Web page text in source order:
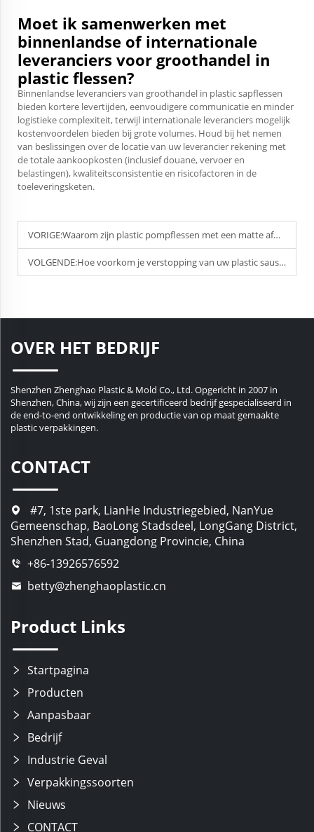
Moet ik samenwerken met
binnenlandse of internationale
leveranciers voor groothandel in
plastic flessen?
Binnenlandse leveranciers van groothandel in plastic sapflessen
bieden kortere levertijden, eenvoudigere communicatie en minder
logistieke complexiteit, terwijl internationale leveranciers mogelijk
kostenvoordelen bieden bij grote volumes. Houd bij het nemen
van beslissingen over de locatie van uw leverancier rekening met
de totale aankoopkosten (inclusief douane, vervoer en
belastingen), kwaliteitsconsistentie en risicofactoren in de
toeleveringsketen.
VORIGE:Waarom zijn plastic pompflessen met een matte afwerking populair in de schoonheidsbranche?
VOLGENDE:Hoe voorkom je verstopping van uw plastic sausfles door restanten?
OVER HET BEDRIJF
Shenzhen Zhenghao Plastic & Mold Co., Ltd. Opgericht in 2007 in
Shenzhen, China, wij zijn een gecertificeerd bedrijf gespecialiseerd in
de end-to-end ontwikkeling en productie van op maat gemaakte
plastic verpakkingen.
CONTACT
#7, 1ste park, LianHe Industriegebied, NanYue
Gemeenschap, BaoLong Stadsdeel, LongGang District,
Shenzhen Stad, Guangdong Provincie, China
+86-13926576592
betty@zhenghaoplastic.cn
Product Links
Startpagina
Producten
Aanpasbaar
Bedrijf
Industrie Geval
Verpakkingssoorten
Nieuws
CONTACT